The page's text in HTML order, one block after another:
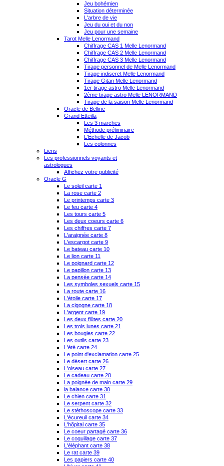
Jeu bohémien
Situation déterminée
L'arbre de vie
Jeu du oui et du non
Jeu pour une semaine
Tarot Melle Lenormand
Chiffrage CAS 1 Melle Lenormand
Chiffrage CAS 2 Melle Lenormand
Chiffrage CAS 3 Melle Lenormand
Tirage personnel de Melle Lenormand
Tirage indiscret Melle Lenormand
Tirage Gitan Melle Lenormand
1er tirage astro Melle Lenormand
2ème tirage astro Melle LENORMAND
Tirage de la saison Melle Lenormand
Oracle de Belline
Grand Etteilla
Les 3 marches
Méthode préliminaire
L'Échelle de Jacob
Les colonnes
Liens
Les professionnels voyants et
astrologues
Affichez votre publicité
Oracle G
Le soleil carte 1
La rose carte 2
Le printemps carte 3
Le feu carte 4
Les tours carte 5
Les deux coeurs carte 6
Les chiffres carte 7
L'araignée carte 8
L'escargot carte 9
Le bateau carte 10
Le lion carte 11
Le poignard carte 12
Le papillon carte 13
La pensée carte 14
Les symboles sexuels carte 15
La route carte 16
L'étoile carte 17
La cigogne carte 18
L'argent carte 19
Les deux flûtes carte 20
Les trois lunes carte 21
Les bougies carte 22
Les outils carte 23
L'été carte 24
Le point d'exclamation carte 25
Le désert carte 26
L'oiseau carte 27
Le cadeau carte 28
La poignée de main carte 29
la balance carte 30
Le chien carte 31
Le serpent carte 32
Le stéthoscope carte 33
L'écureuil carte 34
L'hôpital carte 35
Le coeur partagé carte 36
Le coquillage carte 37
L'éléphant carte 38
Le rat carte 39
Les papiers carte 40